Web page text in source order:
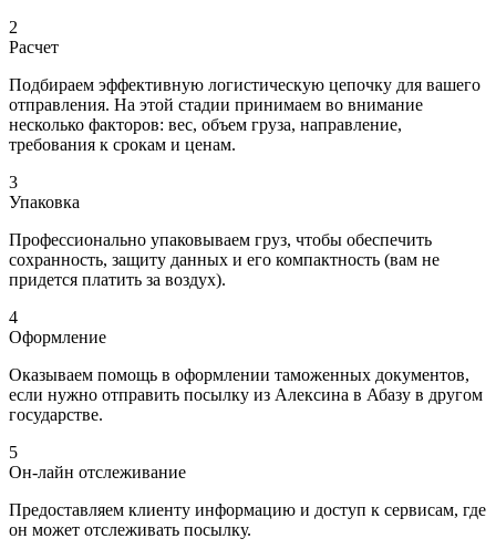
2
Расчет
Подбираем эффективную логистическую цепочку для вашего
отправления. На этой стадии принимаем во внимание
несколько факторов: вес, объем груза, направление,
требования к срокам и ценам.
3
Упаковка
Профессионально упаковываем груз, чтобы обеспечить
сохранность, защиту данных и его компактность (вам не
придется платить за воздух).
4
Оформление
Оказываем помощь в оформлении таможенных документов,
если нужно отправить посылку из Алексина в Абазу в другом
государстве.
5
Он-лайн отслеживание
Предоставляем клиенту информацию и доступ к сервисам, где
он может отслеживать посылку.